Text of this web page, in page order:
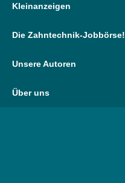
Kleinanzeigen
Die Zahntechnik-Jobbörse!
Unsere Autoren
Über uns